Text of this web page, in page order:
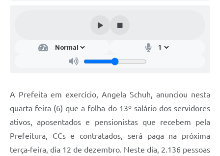
Galeria de Vídeos
Gabinetes e Secretarias
Links
Serviços Online
A Prefeita em exercício, Angela Schuh, anunciou nesta
quarta-feira (6) que a folha do 13º salário dos servidores
ativos, aposentados e pensionistas que recebem pela
Prefeitura, CCs e contratados, será paga na próxima
terça-feira, dia 12 de dezembro. Neste dia, 2.136 pessoas